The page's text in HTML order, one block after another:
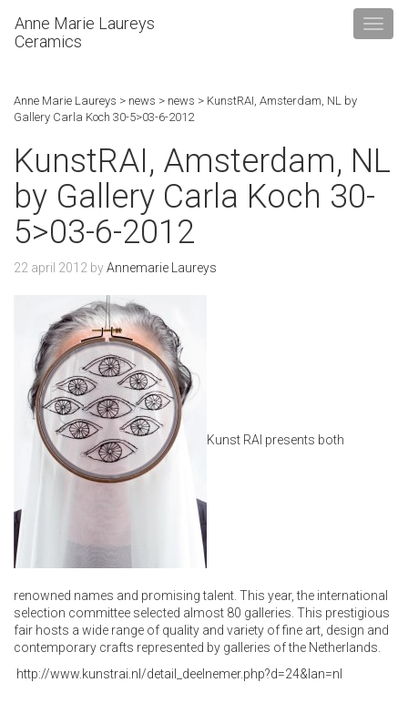
Anne Marie Laureys
Ceramics
Anne Marie Laureys > news > news > KunstRAI, Amsterdam, NL by
Gallery Carla Koch 30-5>03-6-2012
KunstRAI, Amsterdam, NL
by Gallery Carla Koch 30-
5>03-6-2012
22 april 2012 byAnnemarie Laureys
Kunst RAI presents both
renowned names and promising talent. This year, the international
selection committee selected almost 80 galleries. This prestigious
fair hosts a wide range of quality and variety of fine art, design and
contemporary crafts represented by galleries of the Netherlands.
http://www.kunstrai.nl/detail_deelnemer.php?d=24&lan=nl